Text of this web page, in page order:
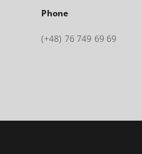
Phone
(+48) 76 749 69 69